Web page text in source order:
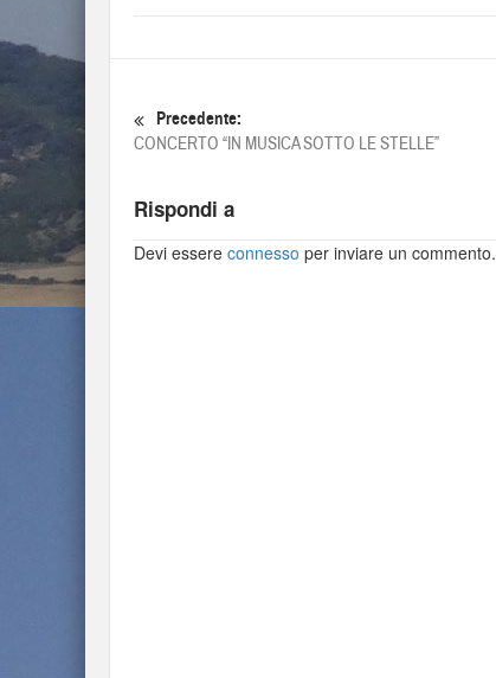
Precedente:
CONCERTO “IN MUSICA SOTTO LE STELLE”
Rispondi a
Devi essere connesso per inviare un commento.